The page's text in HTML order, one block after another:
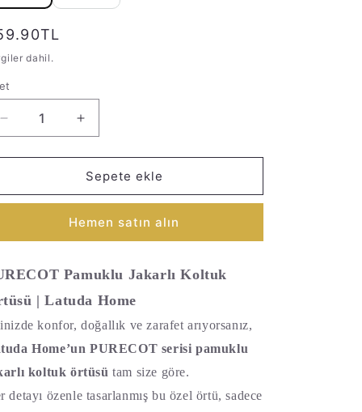
fiyat
dahil.
PureCot Premium Pamuklu Püsküllü Koltuk Örtüsü
PureCot Premium Pamuklu Püsküllü
Sepete ekle
Hemen satın alın
Pamuklu Jakarlı Koltuk
| Latuda Home
konfor, doğallık ve zarafet arıyorsanız,
Home’un PURECOT serisi pamuklu
koltuk örtüsü tam size göre.
detayı özenle tasarlanmış bu özel örtü, sadece